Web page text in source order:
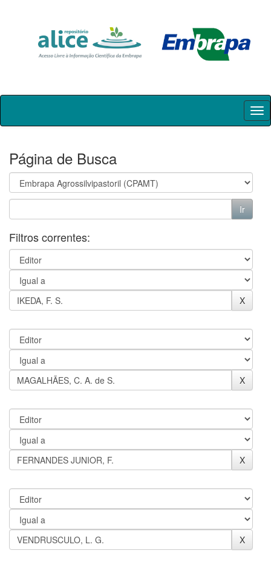
Skip
Página de Busca
Filtros correntes: